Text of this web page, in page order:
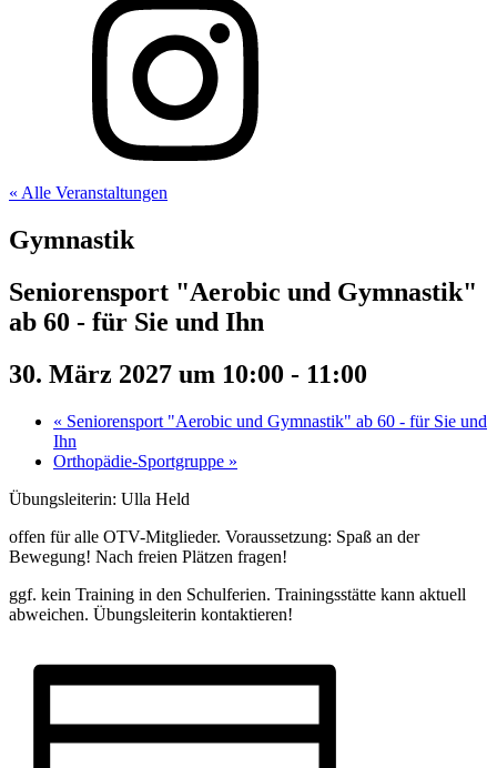
« Alle Veranstaltungen
Gymnastik
Seniorensport "Aerobic und Gymnastik"
ab 60 - für Sie und Ihn
30. März 2027 um 10:00 - 11:00
« Seniorensport "Aerobic und Gymnastik" ab 60 - für Sie und
Ihn
Orthopädie-Sportgruppe »
Übungsleiterin: Ulla Held
offen für alle OTV-Mitglieder. Voraussetzung: Spaß an der
Bewegung! Nach freien Plätzen fragen!
ggf. kein Training in den Schulferien. Trainingsstätte kann aktuell
abweichen. Übungsleiterin kontaktieren!